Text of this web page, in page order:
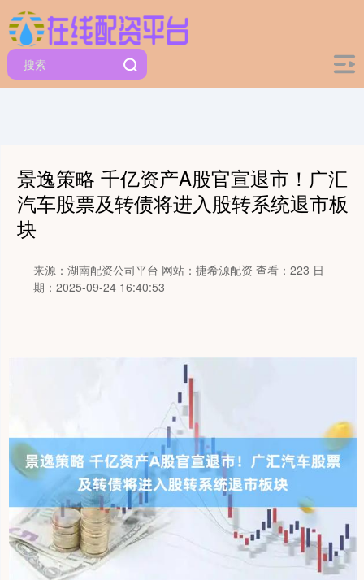
景逸策略 千亿资产A股官宣退市！广汇
汽车股票及转债将进入股转系统退市板
块
来源：湖南配资公司平台 网站：捷希源配资 查看：223 日
期：2025-09-24 16:40:53